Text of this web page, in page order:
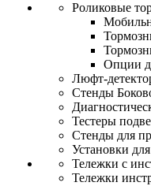
Роликовые
Опции
Люфт-
Стенды
Тестеры
Стенды для
Установки
Тележки с
Тележки